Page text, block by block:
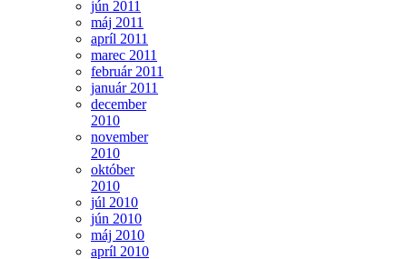
jún 2011
máj 2011
apríl 2011
marec 2011
február 2011
január 2011
december
2010
november
2010
október
2010
júl 2010
jún 2010
máj 2010
apríl 2010